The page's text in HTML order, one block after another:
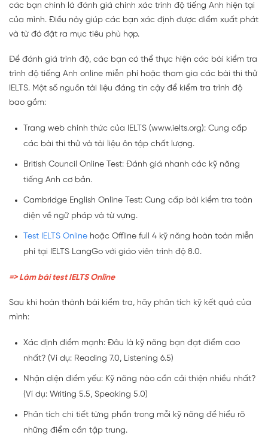
các bạn chính là đánh giá chính xác trình độ tiếng Anh hiện tại
của mình. Điều này giúp các bạn xác định được điểm xuất phát
và từ đó đặt ra mục tiêu phù hợp.
Để đánh giá trình độ, các bạn có thể thực hiện các bài kiểm tra
trình độ tiếng Anh online miễn phí hoặc tham gia các bài thi thử
IELTS. Một số nguồn tài liệu đáng tin cậy để kiểm tra trình độ
bao gồm:
Trang web chính thức của IELTS (www.ielts.org): Cung cấp
các bài thi thử và tài liệu ôn tập chất lượng.
British Council Online Test: Đánh giá nhanh các kỹ năng
tiếng Anh cơ bản.
Cambridge English Online Test: Cung cấp bài kiểm tra toàn
diện về ngữ pháp và từ vựng.
Test IELTS Online hoặc Offline full 4 kỹ năng hoàn toàn miễn
phí tại IELTS LangGo với giáo viên trình độ 8.0.
=> Làm bài test IELTS Online
Sau khi hoàn thành bài kiểm tra, hãy phân tích kỹ kết quả của
mình:
Xác định điểm mạnh: Đâu là kỹ năng bạn đạt điểm cao
nhất? (Ví dụ: Reading 7.0, Listening 6.5)
Nhận diện điểm yếu: Kỹ năng nào cần cải thiện nhiều nhất?
(Ví dụ: Writing 5.5, Speaking 5.0)
Phân tích chi tiết từng phần trong mỗi kỹ năng để hiểu rõ
những điểm cần tập trung.